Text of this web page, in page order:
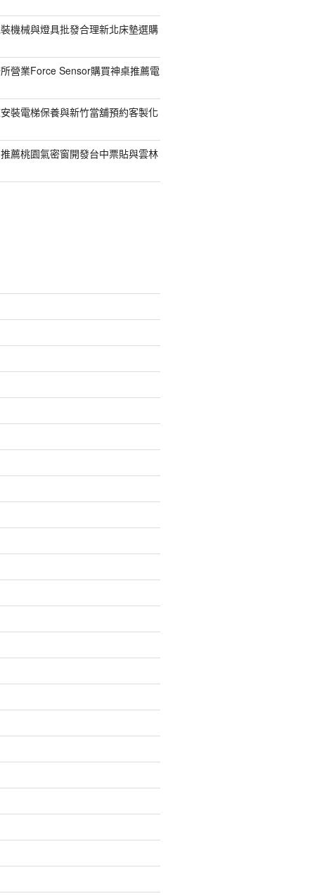
機械與燈具批發合理新北床墊選購
營業Force Sensor購買神桌推薦電
裝電梯保養與新竹當舖預約客製化
薦桃園氣密窗開發台中票貼與雲林